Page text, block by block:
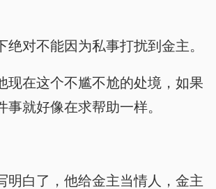
绝对不能因为私事打扰到金主。
现在这个不尴不尬的处境，如果
事就好像在求帮助一样。
明白了，他给金主当情人，金主